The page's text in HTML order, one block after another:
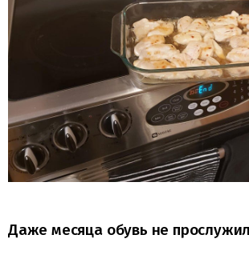
Даже месяца обувь не